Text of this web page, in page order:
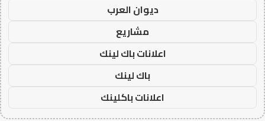
ديوان العرب
مشاريع
اعلانات باك لينك
باك لينك
اعلانات باكلينك